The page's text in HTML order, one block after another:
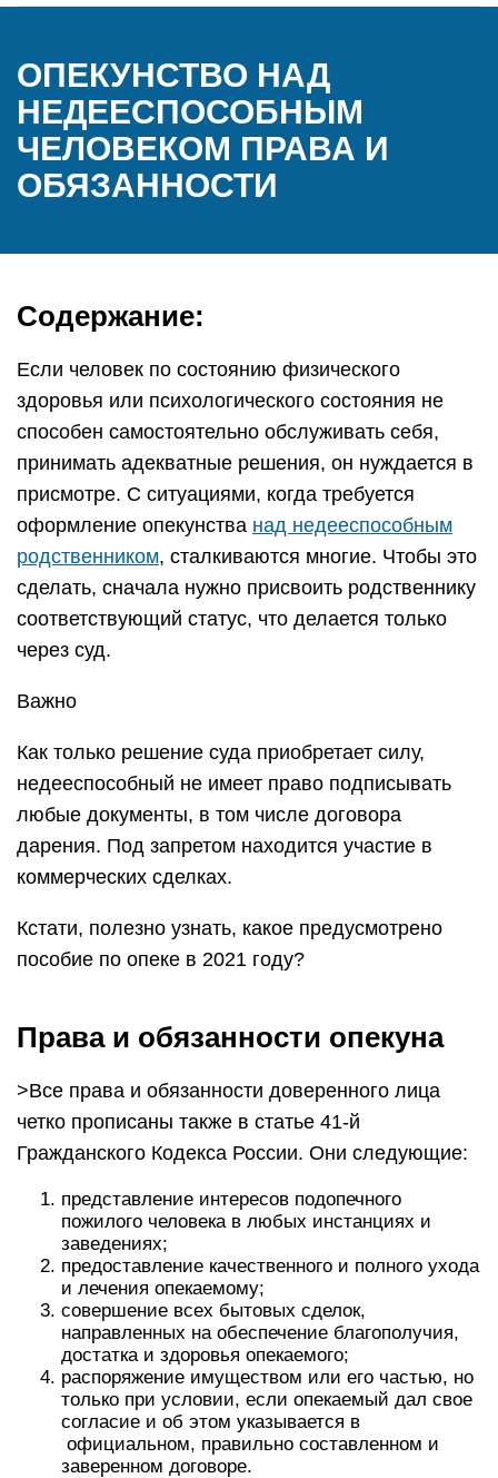
ОПЕКУНСТВО НАД
НЕДЕЕСПОСОБНЫМ
ЧЕЛОВЕКОМ ПРАВА И
ОБЯЗАННОСТИ
Содержание:
Если человек по состоянию физического
здоровья или психологического состояния не
способен самостоятельно обслуживать себя,
принимать адекватные решения, он нуждается в
присмотре. С ситуациями, когда требуется
оформление опекунства над недееспособным
родственником, сталкиваются многие. Чтобы это
сделать, сначала нужно присвоить родственнику
соответствующий статус, что делается только
через суд.
Важно
Как только решение суда приобретает силу,
недееспособный не имеет право подписывать
любые документы, в том числе договора
дарения. Под запретом находится участие в
коммерческих сделках.
Кстати, полезно узнать, какое предусмотрено
пособие по опеке в 2021 году?
Права и обязанности опекуна
>Все права и обязанности доверенного лица
четко прописаны также в статье 41-й
Гражданского Кодекса России. Они следующие:
представление интересов подопечного
пожилого человека в любых инстанциях и
заведениях;
предоставление качественного и полного ухода
и лечения опекаемому;
совершение всех бытовых сделок,
направленных на обеспечение благополучия,
достатка и здоровья опекаемого;
распоряжение имуществом или его частью, но
только при условии, если опекаемый дал свое
согласие и об этом указывается в
официальном, правильно составленном и
заверенном договоре.